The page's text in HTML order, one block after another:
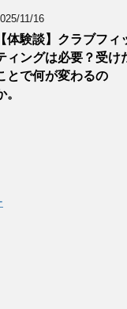
11/16
【体験談】クラブフィ
ィングは必要？受け
とで何が変わるの
。